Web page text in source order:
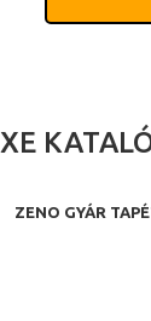
ZENO GYÁR